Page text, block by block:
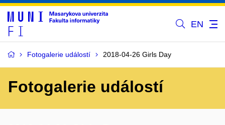
EN
Fotogalerie událostí 2018-04-26 Girls Day
Fotogalerie událostí